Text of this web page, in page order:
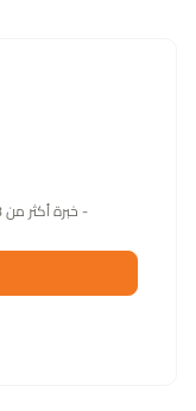
- خبرة أكثر من 18 سنة في الذكاء الاصطناعي، تحديداً…